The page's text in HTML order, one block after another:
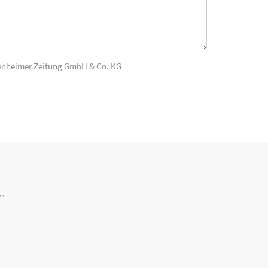
Zeitung GmbH & Co. KG.